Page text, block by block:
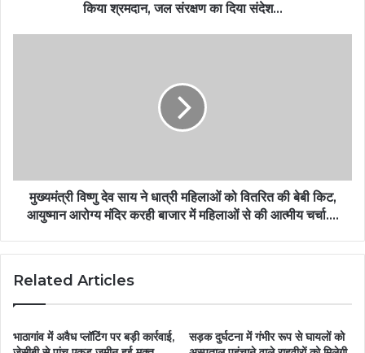
किया श्रमदान, जल संरक्षण का दिया संदेश…
मुख्यमंत्री विष्णु देव साय ने धात्री महिलाओं को वितरित की बेबी किट,
आयुष्मान आरोग्य मंदिर करही बाजार में महिलाओं से की आत्मीय चर्चा….
Related Articles
भाठागांव में अवैध प्लॉटिंग पर बड़ी कार्रवाई,
सड़क दुर्घटना में गंभीर रूप से घायलों को